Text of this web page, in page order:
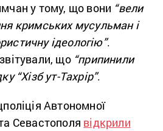
у тому, що вони “вели
кримських мусульман і
ідеологію”.
що “припинили
“Хізб ут-Тахрір”.
Автономної
Севастополя відкрили